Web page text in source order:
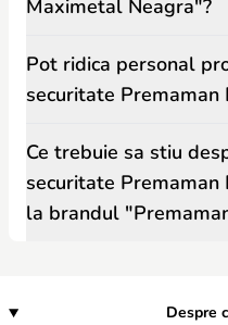
Maximetal Neagra"?
Pot ridica personal
securitate
Ce trebuie sa stiu
securitate
la brandul
Despre